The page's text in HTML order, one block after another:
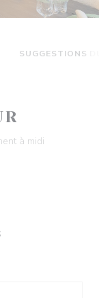
SUGGESTIONS
à midi